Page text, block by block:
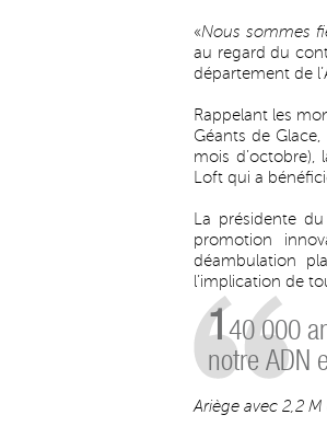
«Nous sommes
au regard du
département de
Rappelant les
Géants de
mois d’octobre),
Loft qui a
La présidente
promotion
déambulation
l’implication de
140 000
notre ADN
Ariège avec 2,2